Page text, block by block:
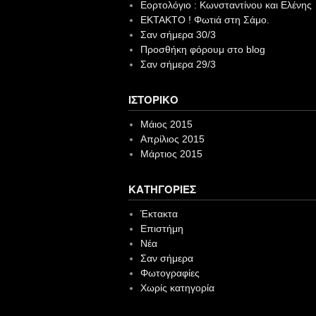
Εορτολόγιο : Κωνσταντίνου και Ελένης
EKTAKTO ! Φωτιά στη Σάμο.
Σαν σήμερα 30/3
Προσθήκη φόρουμ στο blog
Σαν σήμερα 29/3
ΙΣΤΟΡΙΚΌ
Μάιος 2015
Απρίλιος 2015
Μάρτιος 2015
KΑΤΗΓΟΡΊΕΣ
Έκτακτα
Επιστήμη
Νέα
Σαν σήμερα
Φωτογραφίες
Χωρίς κατηγορία